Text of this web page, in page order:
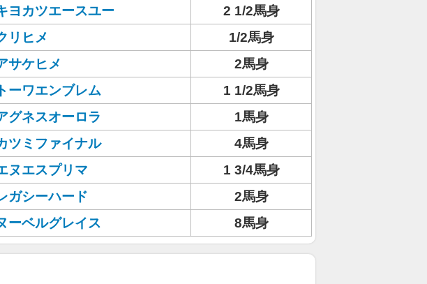
ヨカツエースユー
2 1/2馬身
リヒメ
1/2馬身
サケヒメ
2馬身
トーワエンブレム
1 1/2馬身
グネスオーロラ
1馬身
ツミファイナル
4馬身
ヌエスプリマ
1 3/4馬身
ガシーハード
2馬身
ーベルグレイス 8馬身